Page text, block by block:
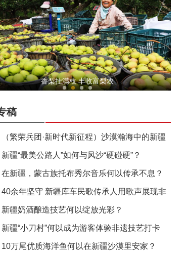
“阿克苏是个好地方·四季之美”——《走进
香梨挂满枝 丰收富梨农
稿
（繁荣兵团·新时代新征程）沙漠瀚海中的新疆
兵团
新疆“最美公路人”如何与风沙“硬碰硬”？
在新疆，蒙古族托布秀尔音乐何以传承不息？
40余年坚守 新疆库车民歌传承人用歌声展现非
遗魅力
新疆奶酒酿造技艺何以绽放光彩？
新疆“小刀村”何以成为游客体验非遗技艺打卡
地？
10万尾优质海洋鱼何以在新疆沙漠里安家？